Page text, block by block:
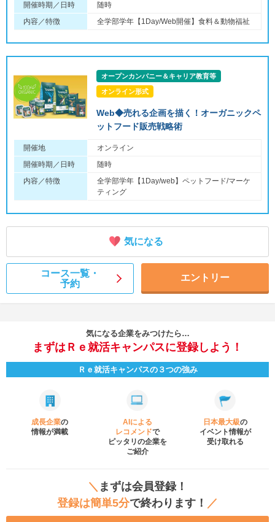
開催時期／日時
随時
内容／特徴
全学部学年【1Day/Web開催】食料＆動物福祉
オープンカンパニー＆キャリア教育等
オンライン形式
Web◆売れる企画を描く！オーガニックペ
ットフード販売戦略術
開催地
オンライン
開催時期／日時
随時
内容／特徴
全学部学年【1Day/web】ペットフード/マーケ
ティング
気になる
コース一覧・
予約
エントリー
気になる企業をみつけたら…
まずはＲｅ就活キャンパスに登録しよう！
Ｒｅ就活キャンパスの３つの強み
成長企業の
情報が満載
AIによる
レコメンドで
ピッタリの企業を
ご紹介
日本最大級の
イベント情報が
受け取れる
＼ まずは会員登録！
登録は簡単5分で終わります！ ／